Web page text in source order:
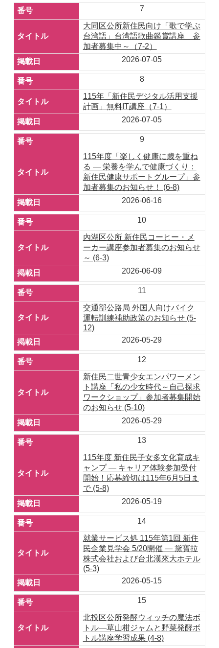
7
大同区公所新住民向け「歌で学ぶ
台湾語」台湾語歌曲鑑賞講座 参
加者募集中～（7-2）
2026-07-05
8
115年「新住民デジタル活用支援
計画」無料IT講座（7-1）
2026-07-05
9
115年度「楽しく健康に歳を重ね
る ― 栄養を学んで健康づくり：
新住民健康サポートグループ」参
加者募集のお知らせ！ (6-8)
2026-06-16
10
內湖区公所 新住民コーヒー・メ
ーカー講座参加者募集のお知らせ
～ (6-3)
2026-06-09
11
交通部公路局 外国人向けバイク
運転訓練補助政策のお知らせ (5-
12)
2026-05-29
12
新住民二世青少女エンパワーメン
ト講座「私の少女時代～自己探求
ワークショップ」参加者募集開始
のお知らせ (5-10)
2026-05-29
13
115年度 新住民子女多文化育成キ
ャンプ ― キャリア体験参加受付
開始！応募締切は115年6月5日ま
で (5-8)
2026-05-19
14
就業サービス処 115年第1回 新住
民企業見学会 5/20開催 ― 黛寶拉
株式会社および台北漢來大ホテル
(5-3)
2026-05-15
15
北投区公所発酵ウィッチの魔法ボ
トル―草山柑ジャムと野菜発酵ボ
トル講座学習成果 (4-8)